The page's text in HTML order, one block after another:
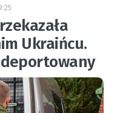
Ukraińcu.